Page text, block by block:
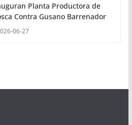
Planta Productora de
Contra Gusano Barrenador
06-27